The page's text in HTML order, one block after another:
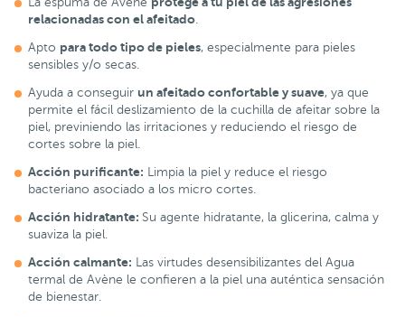
relacionadas con el afeitado.
Apto para todo tipo de pieles, especialmente para pieles
sensibles y/o secas.
Ayuda a conseguir un afeitado confortable y suave, ya que
permite el fácil deslizamiento de la cuchilla de afeitar sobre la
piel, previniendo las irritaciones y reduciendo el riesgo de
cortes sobre la piel.
Acción purificante: Limpia la piel y reduce el riesgo
bacteriano asociado a los micro cortes.
Acción hidratante: Su agente hidratante, la glicerina, calma y
suaviza la piel.
Acción calmante: Las virtudes desensibilizantes del Agua
termal de Avène le confieren a la piel una auténtica sensación
de bienestar.